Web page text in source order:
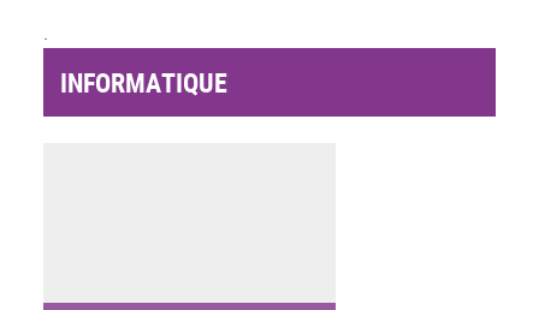
.
INFORMATIQUE